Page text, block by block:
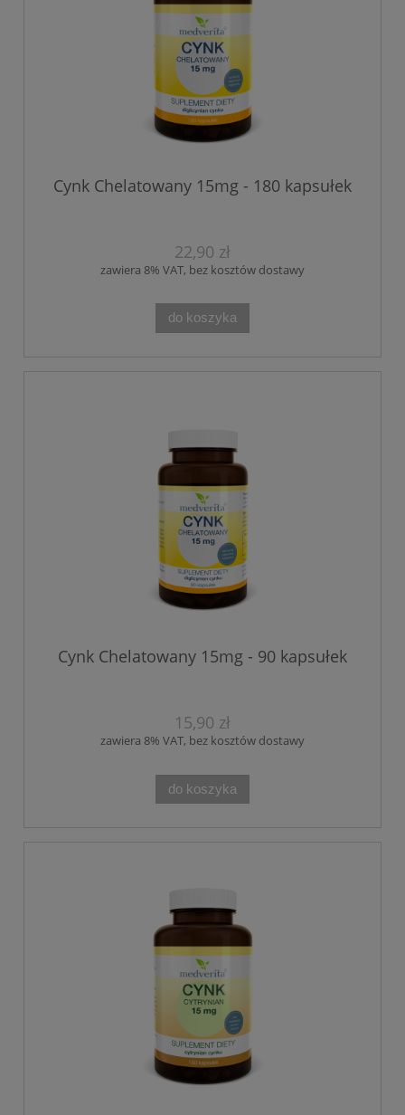
Cynk Chelatowany 15mg - 180 kapsułek
22,90 zł
zawiera 8% VAT, bez kosztów dostawy
do koszyka
Cynk Chelatowany 15mg - 90 kapsułek
15,90 zł
zawiera 8% VAT, bez kosztów dostawy
do koszyka